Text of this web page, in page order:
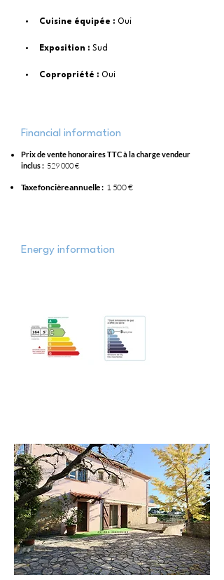
Cuisine équipée : Oui
Exposition : Sud
Copropriété : Oui
Financial information
Prix de vente honoraires TTC à la charge vendeur
inclus : 529 000 €
Taxe foncière annuelle : 1 500 €
Energy information